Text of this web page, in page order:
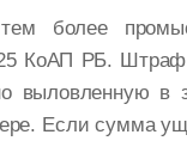
более
КоАП РБ.
выловленную в
Если сумма